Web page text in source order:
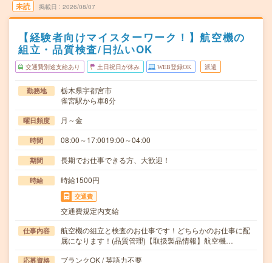
未読 掲載日 2026/08/07
【経験者向けマイスターワーク！】航空機の
組立・品質検査/日払いOK
交通費別途支給あり 土日祝日が休み WEB登録OK 派遣
勤務地
栃木県宇都宮市
雀宮駅から車8分
曜日頻度 月～金
時間 08:00～17:0019:00～04:00
期間 長期でお仕事できる方、大歓迎！
時給 時給1500円
交通費
交通費規定内支給
仕事内容
航空機の組立と検査のお仕事です！どちらかのお仕事に配
属になります！(品質管理)【取扱製品情報】航空機…
応募資格 ブランクOK / 英語力不要